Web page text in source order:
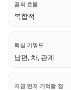
꿈의 흐름
복합적
핵심 키워드
남편, 차, 관계
지금 먼저 기억할 점